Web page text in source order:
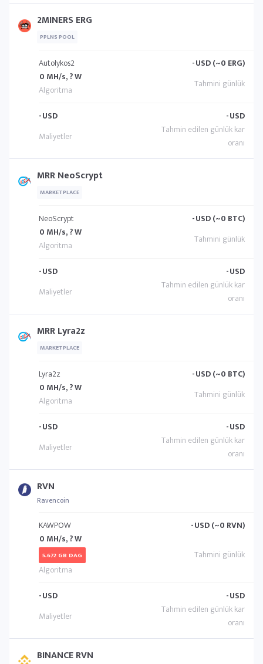
2MINERS ERG
PPLNS POOL
Autolykos2
0 MH/s, ? W
-USD (~0 ERG)
-USD -USD
MRR NeoScrypt
MARKETPLACE
NeoScrypt
0 MH/s, ? W
-USD (~0 BTC)
-USD -USD
MRR Lyra2z
MARKETPLACE
Lyra2z
0 MH/s, ? W
-USD (~0 BTC)
-USD -USD
RVN
Ravencoin
KAWPOW
0 MH/s, ? W
5.672 GB DAG
-USD (~0 RVN)
-USD -USD
BINANCE RVN